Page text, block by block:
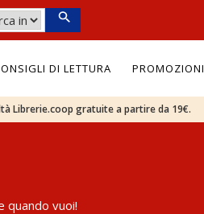
DI LETTURA PROMOZIONI
Librerie.coop gratuite a partire da 19€.
quando vuoi!